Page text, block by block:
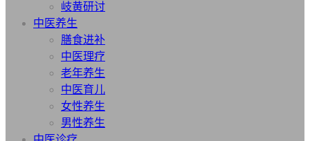
岐黄研讨
中医养生
膳食进补
中医理疗
老年养生
中医育儿
女性养生
男性养生